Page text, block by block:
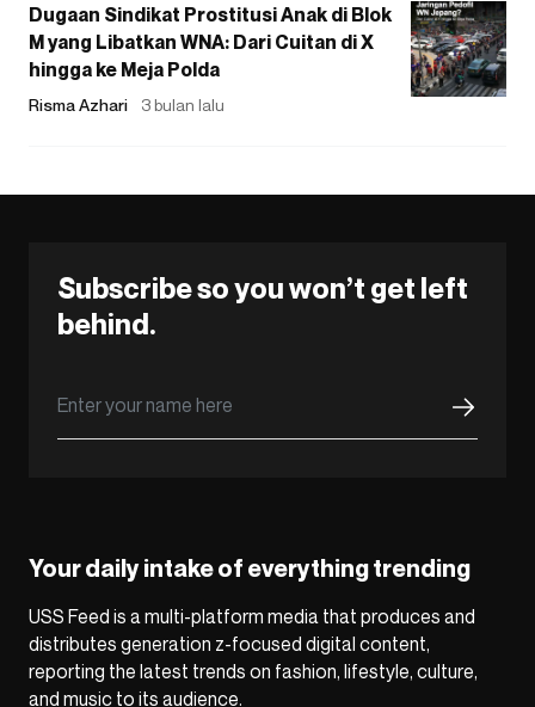
Dugaan Sindikat Prostitusi Anak di Blok
M yang Libatkan WNA: Dari Cuitan di X
hingga ke Meja Polda
Risma Azhari 3 bulan lalu
Subscribe so you won’t get left
behind.
Your daily intake of everything trending
USS Feed is a multi-platform media that produces and
distributes generation z-focused digital content,
reporting the latest trends on fashion, lifestyle, culture,
and music to its audience.